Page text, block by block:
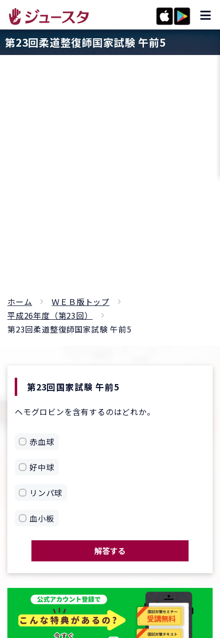
第23回柔道整復師国家試験 午前5
ホーム
ＷＥＢ版トップ
平成26年度（第23回）
第23回柔道整復師国家試験 午前5
第23回国家試験 午前5
ヘモグロビンを含有するのはどれか。
赤血球
好中球
リンパ球
血小板
解答する